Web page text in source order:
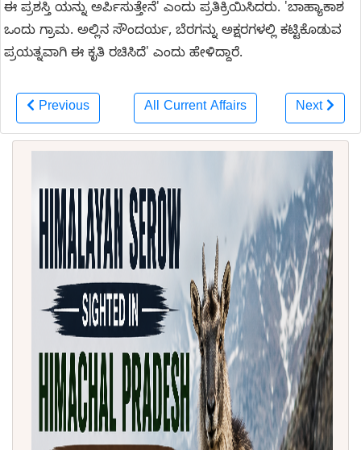
ಈ ಪ್ರಶಸ್ತಿ ಯನ್ನು ಅರ್ಪಿಸುತ್ತೇನೆ' ಎಂದು ಪ್ರತಿಕ್ರಿಯಿಸಿದರು. 'ಬಾಹ್ಯಾಕಾಶ
ಒಂದು ಗ್ರಾಮ. ಅಲ್ಲಿನ ಸೌಂದರ್ಯ, ಬೆರಗನ್ನು ಅಕ್ಷರಗಳಲ್ಲಿ ಕಟ್ಟಿಕೊಡುವ
ಪ್ರಯತ್ನವಾಗಿ ಈ ಕೃತಿ ರಚಿಸಿದೆ' ಎಂದು ಹೇಳಿದ್ದಾರೆ.
Previous All Current Affairs Next